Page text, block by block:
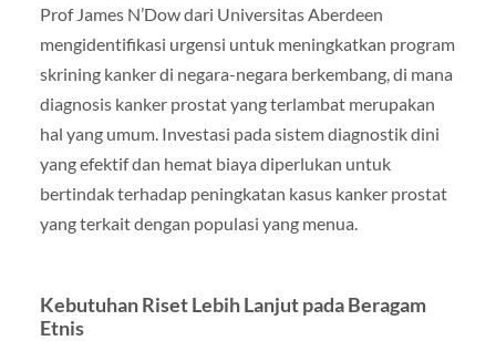
Prof James N’Dow dari Universitas Aberdeen
mengidentifikasi urgensi untuk meningkatkan program
skrining kanker di negara-negara berkembang, di mana
diagnosis kanker prostat yang terlambat merupakan
hal yang umum. Investasi pada sistem diagnostik dini
yang efektif dan hemat biaya diperlukan untuk
bertindak terhadap peningkatan kasus kanker prostat
yang terkait dengan populasi yang menua.
Kebutuhan Riset Lebih Lanjut pada Beragam
Etnis